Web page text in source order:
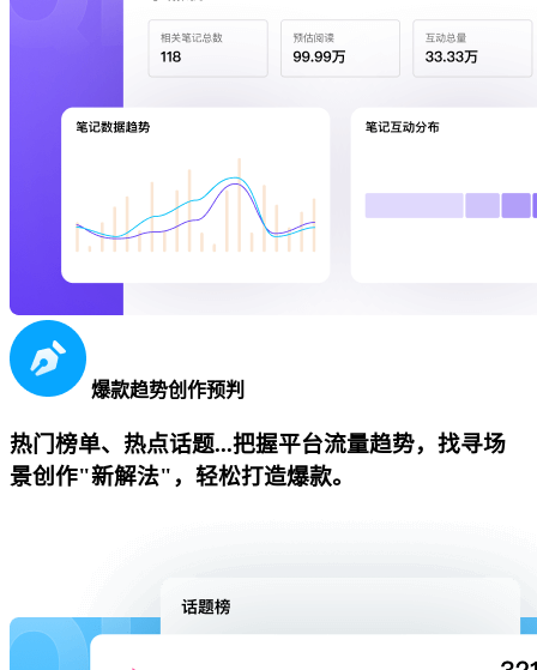
爆款趋势创作预判
热门榜单、热点话题...把握平台流量趋势，找寻场
景创作"新解法"，轻松打造爆款。